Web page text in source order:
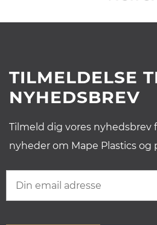
TILMELDELSE
NYHEDSBREV
Tilmeld dig vores nyhedsbrev
nyheder om Mape Plastics og